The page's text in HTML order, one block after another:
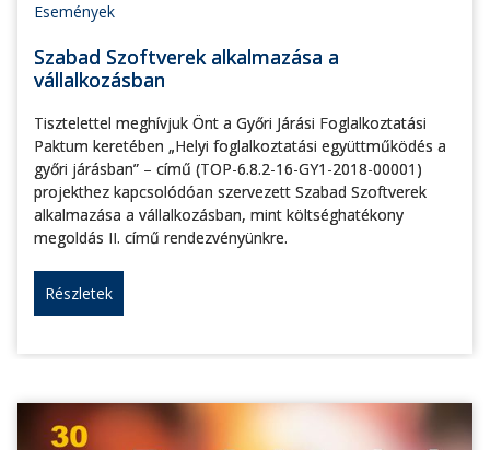
Események
Szabad Szoftverek alkalmazása a
vállalkozásban
Tisztelettel meghívjuk Önt a Győri Járási Foglalkoztatási
Paktum keretében „Helyi foglalkoztatási együttműködés a
győri járásban” – című (TOP-6.8.2-16-GY1-2018-00001)
projekthez kapcsolódóan szervezett Szabad Szoftverek
alkalmazása a vállalkozásban, mint költséghatékony
megoldás II. című rendezvényünkre.
Részletek